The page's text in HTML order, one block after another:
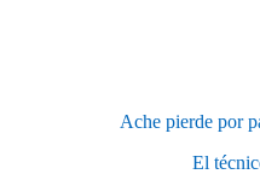
Ache pierde por
El